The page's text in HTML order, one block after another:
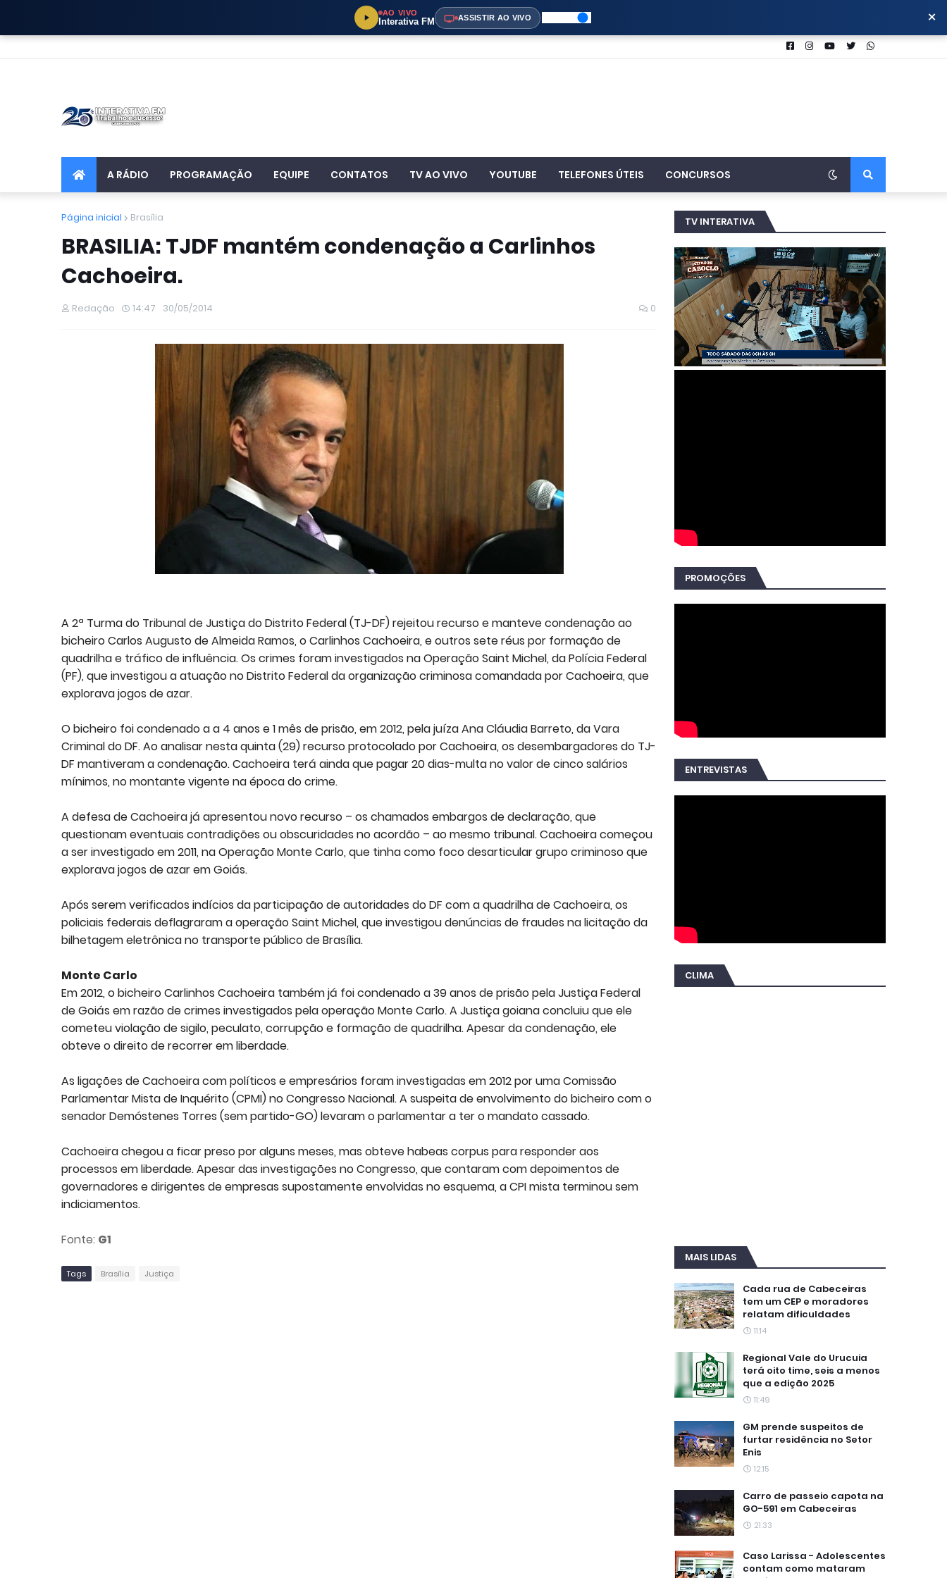
AO VIVO
Interativa FM ASSISTIR AO VIVO ×
A RÁDIO PROGRAMAÇÃO EQUIPE CONTATOS TV AO VIVO YOUTUBE TELEFONES ÚTEIS CONCURSOS
Página inicial Brasília
BRASILIA: TJDF mantém condenação a Carlinhos
Cachoeira.
Redação 14:47 30/05/2014 0
A 2ª Turma do Tribunal de Justiça do Distrito Federal (TJ-DF) rejeitou recurso e manteve condenação ao
bicheiro Carlos Augusto de Almeida Ramos, o Carlinhos Cachoeira, e outros sete réus por formação de
quadrilha e tráfico de influência. Os crimes foram investigados na Operação Saint Michel, da Polícia Federal
(PF), que investigou a atuação no Distrito Federal da organização criminosa comandada por Cachoeira, que
explorava jogos de azar.
O bicheiro foi condenado a a 4 anos e 1 mês de prisão, em 2012, pela juíza Ana Cláudia Barreto, da Vara
Criminal do DF. Ao analisar nesta quinta (29) recurso protocolado por Cachoeira, os desembargadores do TJ-
DF mantiveram a condenação. Cachoeira terá ainda que pagar 20 dias-multa no valor de cinco salários
mínimos, no montante vigente na época do crime.
A defesa de Cachoeira já apresentou novo recurso – os chamados embargos de declaração, que
questionam eventuais contradições ou obscuridades no acordão – ao mesmo tribunal. Cachoeira começou
a ser investigado em 2011, na Operação Monte Carlo, que tinha como foco desarticular grupo criminoso que
explorava jogos de azar em Goiás.
Após serem verificados indícios da participação de autoridades do DF com a quadrilha de Cachoeira, os
policiais federais deflagraram a operação Saint Michel, que investigou denúncias de fraudes na licitação da
bilhetagem eletrônica no transporte público de Brasília.
Monte Carlo
Em 2012, o bicheiro Carlinhos Cachoeira também já foi condenado a 39 anos de prisão pela Justiça Federal
de Goiás em razão de crimes investigados pela operação Monte Carlo. A Justiça goiana concluiu que ele
cometeu violação de sigilo, peculato, corrupção e formação de quadrilha. Apesar da condenação, ele
obteve o direito de recorrer em liberdade.
As ligações de Cachoeira com políticos e empresários foram investigadas em 2012 por uma Comissão
Parlamentar Mista de Inquérito (CPMI) no Congresso Nacional. A suspeita de envolvimento do bicheiro com o
senador Demóstenes Torres (sem partido-GO) levaram o parlamentar a ter o mandato cassado.
Cachoeira chegou a ficar preso por alguns meses, mas obteve habeas corpus para responder aos
processos em liberdade. Apesar das investigações no Congresso, que contaram com depoimentos de
governadores e dirigentes de empresas supostamente envolvidas no esquema, a CPI mista terminou sem
indiciamentos.
Fonte: G1
Tags Brasília Justiça
TV INTERATIVA
PROMOÇÕES
ENTREVISTAS
CLIMA
MAIS LIDAS
Cada rua de Cabeceiras
tem um CEP e moradores
relatam dificuldades
11:14
Regional Vale do Urucuia
terá oito time, seis a menos
que a edição 2025
11:49
GM prende suspeitos de
furtar residência no Setor
Enis
12:15
Carro de passeio capota na
GO-591 em Cabeceiras
21:33
Caso Larissa - Adolescentes
contam como mataram